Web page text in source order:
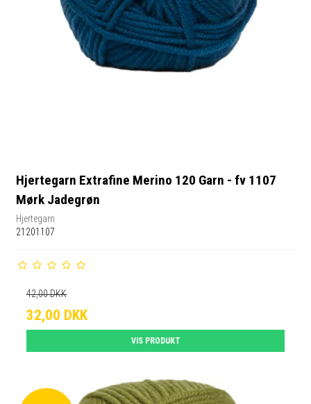
Hjertegarn Extrafine Merino 120 Garn - fv 1107
Mørk Jadegrøn
Hjertegarn
21201107
42,00 DKK
32,00 DKK
VIS PRODUKT